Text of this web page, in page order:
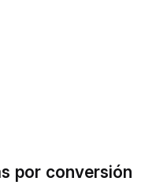
por conversión